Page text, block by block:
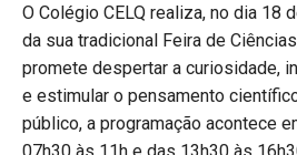
O Colégio CELQ realiza, no dia 18
da sua tradicional Feira de
promete despertar a curiosidade,
e estimular o pensamento
público, a programação acontece
07h30 às 11h e das 13h30 às